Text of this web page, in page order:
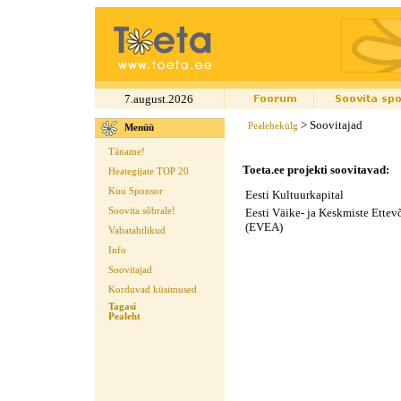
7.august.2026
Menüü
Täname!
Heategijate TOP 20
Kuu Sponsor
Soovita sõbrale!
Vabatahtlikud
Info
Soovitajad
Korduvad küsimused
Tagasi
Pealeht
Pealehekülg > Soovitajad
Toeta.ee projekti soovitavad:
Eesti Kultuurkapital
Eesti Väike- ja Keskmiste
(EVEA)